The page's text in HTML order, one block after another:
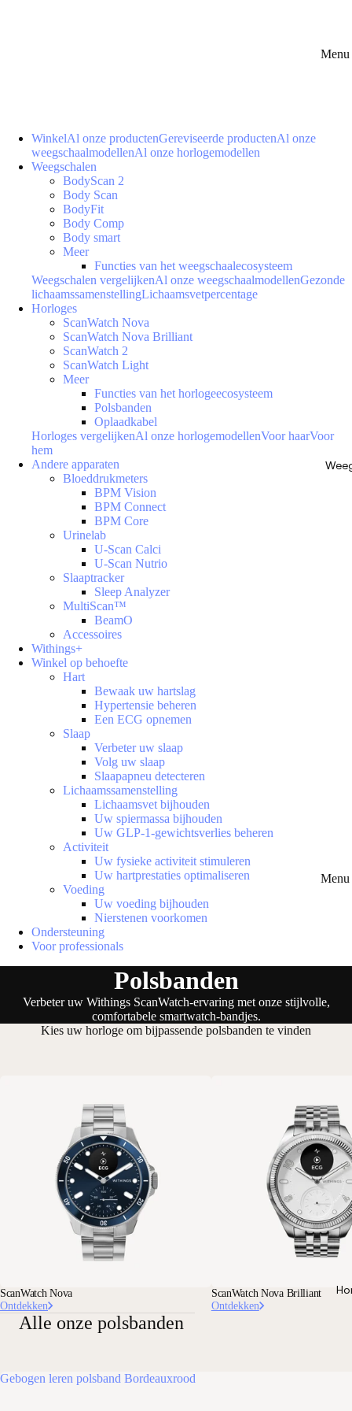
Menu
Menu
WinkelAl onze productenGereviseerde productenAl onze
weegschaalmodellenAl onze horlogemodellen
Weegschalen
BodyScan 2
Body Scan
BodyFit
Body Comp
Body smart
Meer
Functies van het weegschaalecosysteem
Weegschalen vergelijkenAl onze weegschaalmodellenGezonde
lichaamssamenstellingLichaamsvetpercentage
Horloges
ScanWatch Nova
ScanWatch Nova Brilliant
ScanWatch 2
ScanWatch Light
Meer
Functies van het horlogeecosysteem
Polsbanden
Oplaadkabel
Horloges vergelijkenAl onze horlogemodellenVoor haarVoor
hem
Andere apparaten
Bloeddrukmeters
BPM Vision
BPM Connect
BPM Core
Urinelab
U-Scan Calci
U-Scan Nutrio
Slaaptracker
Sleep Analyzer
MultiScan™
BeamO
Accessoires
Withings+
Winkel op behoefte
Hart
Bewaak uw hartslag
Hypertensie beheren
Een ECG opnemen
Slaap
Verbeter uw slaap
Volg uw slaap
Slaapapneu detecteren
Lichaamssamenstelling
Lichaamsvet bijhouden
Uw spiermassa bijhouden
Uw GLP-1-gewichtsverlies beheren
Activiteit
Uw fysieke activiteit stimuleren
Uw hartprestaties optimaliseren
Voeding
Uw voeding bijhouden
Nierstenen voorkomen
Ondersteuning
Voor professionals
Polsbanden
Verbeter uw Withings ScanWatch-ervaring met onze stijlvolle,
comfortabele smartwatch-bandjes.
Kies uw horloge om bijpassende polsbanden te vinden
ScanWatch Nova
Ontdekken
ScanWatch Nova Brilliant
Ontdekken
Alle onze polsbanden
Gebogen leren polsband Bordeauxrood